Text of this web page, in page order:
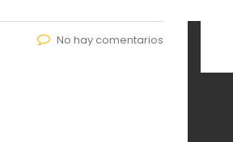
No hay comentarios